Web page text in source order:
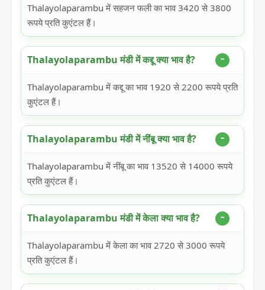
Thalayolaparambu में सहजन फली का भाव 3420 से 3800
रूपये प्रति कुएंटल हैं।
Thalayolaparambu मंडी में कद्दू क्या भाव है?
Thalayolaparambu में कद्दू का भाव 1920 से 2200 रूपये प्रति
कुएंटल हैं।
Thalayolaparambu मंडी में नींबू क्या भाव है?
Thalayolaparambu में नींबू का भाव 13520 से 14000 रूपये
प्रति कुएंटल हैं।
Thalayolaparambu मंडी में केला क्या भाव है?
Thalayolaparambu में केला का भाव 2720 से 3000 रूपये
प्रति कुएंटल हैं।